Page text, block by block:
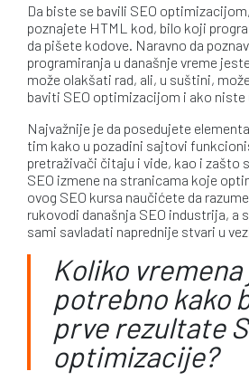
Da biste se bavili SEO
poznajete HTML kod, bilo koji
da pišete kodove. Naravno da
programiranja u današnje vreme
može olakšati rad, ali, u suštini,
baviti SEO optimizacijom i ako niste
Najvažnije je da posedujete
tim kako u pozadini sajtovi
pretraživači čitaju i vide, kao i zašto
SEO izmene na stranicama koje
ovog SEO kursa naučićete da
rukovodi današnja SEO industrija, a
sami savladati naprednije stvari u
Koliko vremena
potrebno kako
prve rezultate
optimizacije?